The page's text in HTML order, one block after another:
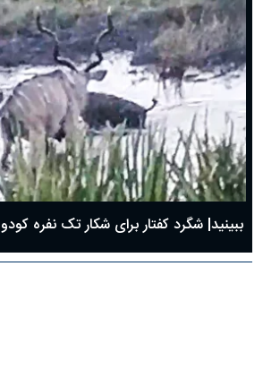
ببینید| شگرد کفتار برای شکار تک نفره کودو